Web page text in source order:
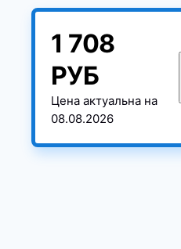
1 708
РУБ
Цена актуальна на
08.08.2026